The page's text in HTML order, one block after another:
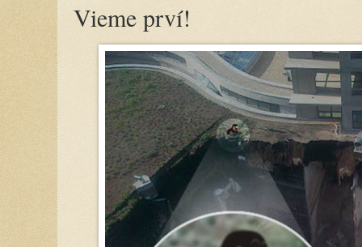
Vieme prví!